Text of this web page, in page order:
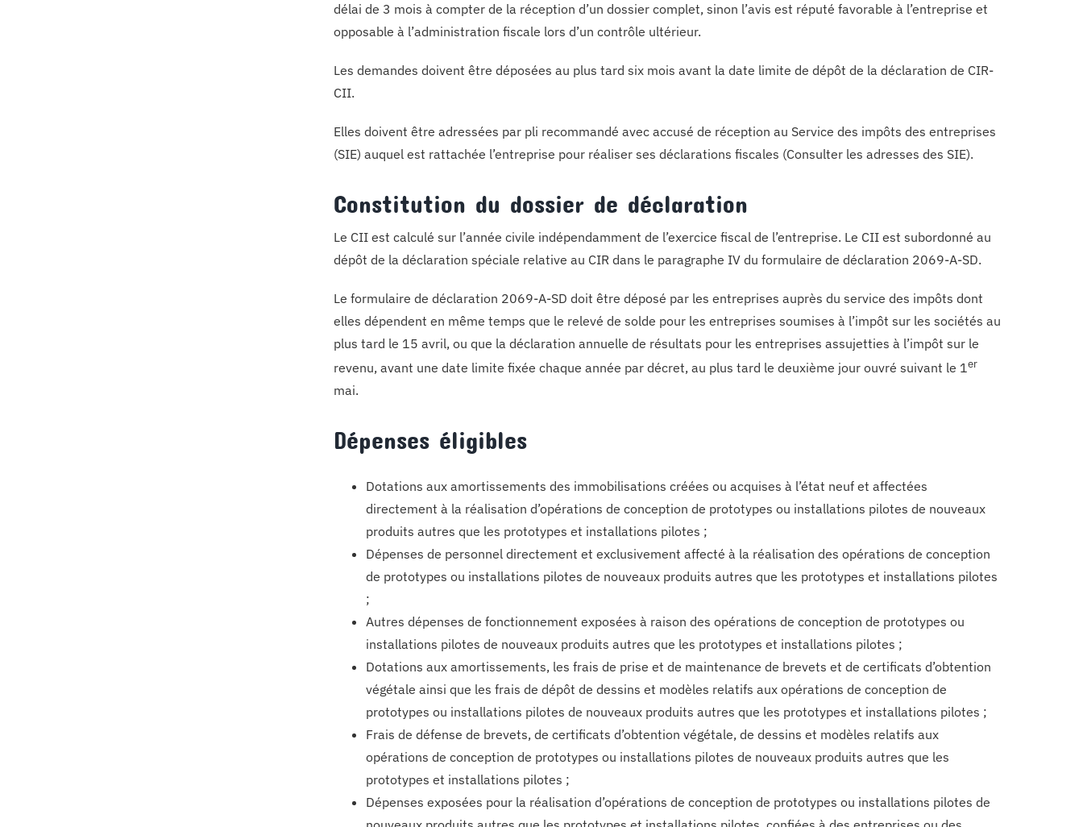
délai de 3 mois à compter de la réception d’un dossier complet, sinon l’avis est réputé favorable à l’entreprise et
opposable à l’administration fiscale lors d’un contrôle ultérieur.
Les demandes doivent être déposées au plus tard six mois avant la date limite de dépôt de la déclaration de CIR-
CII.
Elles doivent être adressées par pli recommandé avec accusé de réception au Service des impôts des entreprises
(SIE) auquel est rattachée l’entreprise pour réaliser ses déclarations fiscales (Consulter les adresses des SIE).
Constitution du dossier de déclaration
Le CII est calculé sur l’année civile indépendamment de l’exercice fiscal de l’entreprise. Le CII est subordonné au
dépôt de la déclaration spéciale relative au CIR dans le paragraphe IV du formulaire de déclaration 2069-A-SD.
Le formulaire de déclaration 2069-A-SD doit être déposé par les entreprises auprès du service des impôts dont
elles dépendent en même temps que le relevé de solde pour les entreprises soumises à l’impôt sur les sociétés au
plus tard le 15 avril, ou que la déclaration annuelle de résultats pour les entreprises assujetties à l’impôt sur le
revenu, avant une date limite fixée chaque année par décret, au plus tard le deuxième jour ouvré suivant le 1er
mai.
Dépenses éligibles
Dotations aux amortissements des immobilisations créées ou acquises à l’état neuf et affectées
directement à la réalisation d’opérations de conception de prototypes ou installations pilotes de nouveaux
produits autres que les prototypes et installations pilotes ;
Dépenses de personnel directement et exclusivement affecté à la réalisation des opérations de conception
de prototypes ou installations pilotes de nouveaux produits autres que les prototypes et installations pilotes
;
Autres dépenses de fonctionnement exposées à raison des opérations de conception de prototypes ou
installations pilotes de nouveaux produits autres que les prototypes et installations pilotes ;
Dotations aux amortissements, les frais de prise et de maintenance de brevets et de certificats d’obtention
végétale ainsi que les frais de dépôt de dessins et modèles relatifs aux opérations de conception de
prototypes ou installations pilotes de nouveaux produits autres que les prototypes et installations pilotes ;
Frais de défense de brevets, de certificats d’obtention végétale, de dessins et modèles relatifs aux
opérations de conception de prototypes ou installations pilotes de nouveaux produits autres que les
prototypes et installations pilotes ;
Dépenses exposées pour la réalisation d’opérations de conception de prototypes ou installations pilotes de